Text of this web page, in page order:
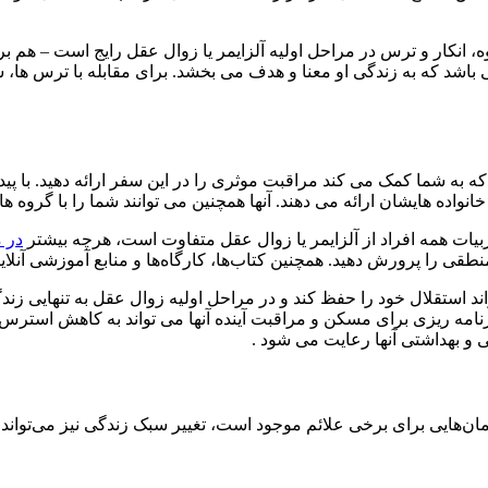
انکار و ترس در مراحل اولیه آلزایمر یا زوال عقل رایج است – هم
که به زندگی او معنا و هدف می بخشد. برای مقابله با ترس ها،
که به شما کمک می کند مراقبت موثری را در این سفر ارائه دهید. با
هایشان ارائه می دهند. آنها همچنین می توانند شما را با گروه
همه افراد از آلزایمر یا زوال عقل متفاوت است، هرچه بیشتر در
را پرورش دهید. همچنین کتاب‌ها، کارگاه‌ها و منابع آموزشی
استقلال خود را حفظ کند و در مراحل اولیه زوال عقل به تنهایی
ریزی برای مسکن و مراقبت آینده آنها می تواند به کاهش
و بهداشتی آنها رعایت می شود .
برای برخی علائم موجود است، تغییر سبک زندگی نیز